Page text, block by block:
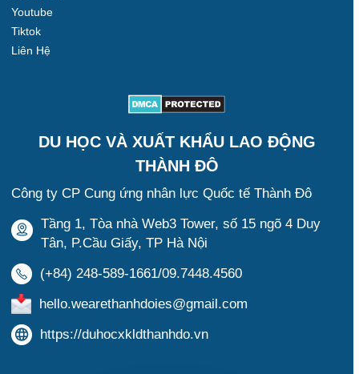
Youtube
Tiktok
Liên Hệ
DU HỌC VÀ XUẤT KHẨU LAO ĐỘNG
THÀNH ĐÔ
Công ty CP Cung ứng nhân lực Quốc tế Thành Đô
Tầng 1, Tòa nhà Web3 Tower, số 15 ngõ 4 Duy
Tân, P.Cầu Giấy, TP Hà Nội
(+84) 248-589-1661/09.7448.4560
hello.wearethanhdoies@gmail.com
https://duhocxkldthanhdo.vn